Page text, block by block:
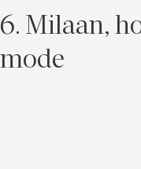
6. Milaan,
mode